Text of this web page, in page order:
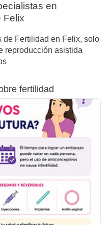
en
Felix
de Fertilidad en Felix, solo
reproducción asistida
fertilidad